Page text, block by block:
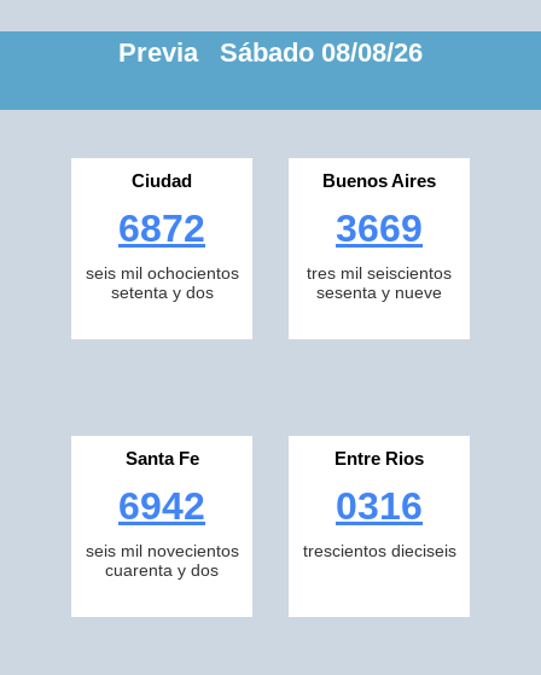
Previa Sábado 08/08/26
Ciudad
6872
seis mil ochocientos
setenta y dos
Buenos Aires
3669
tres mil seiscientos
sesenta y nueve
Santa Fe
6942
seis mil novecientos
cuarenta y dos
Entre Rios
0316
trescientos dieciseis